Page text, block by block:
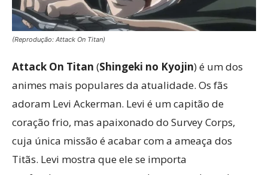
(Reprodução: Attack On Titan)
Attack On Titan (Shingeki no Kyojin) é um dos
animes mais populares da atualidade. Os fãs
adoram Levi Ackerman. Levi é um capitão de
coração frio, mas apaixonado do Survey Corps,
cuja única missão é acabar com a ameaça dos
Titãs. Levi mostra que ele se importa